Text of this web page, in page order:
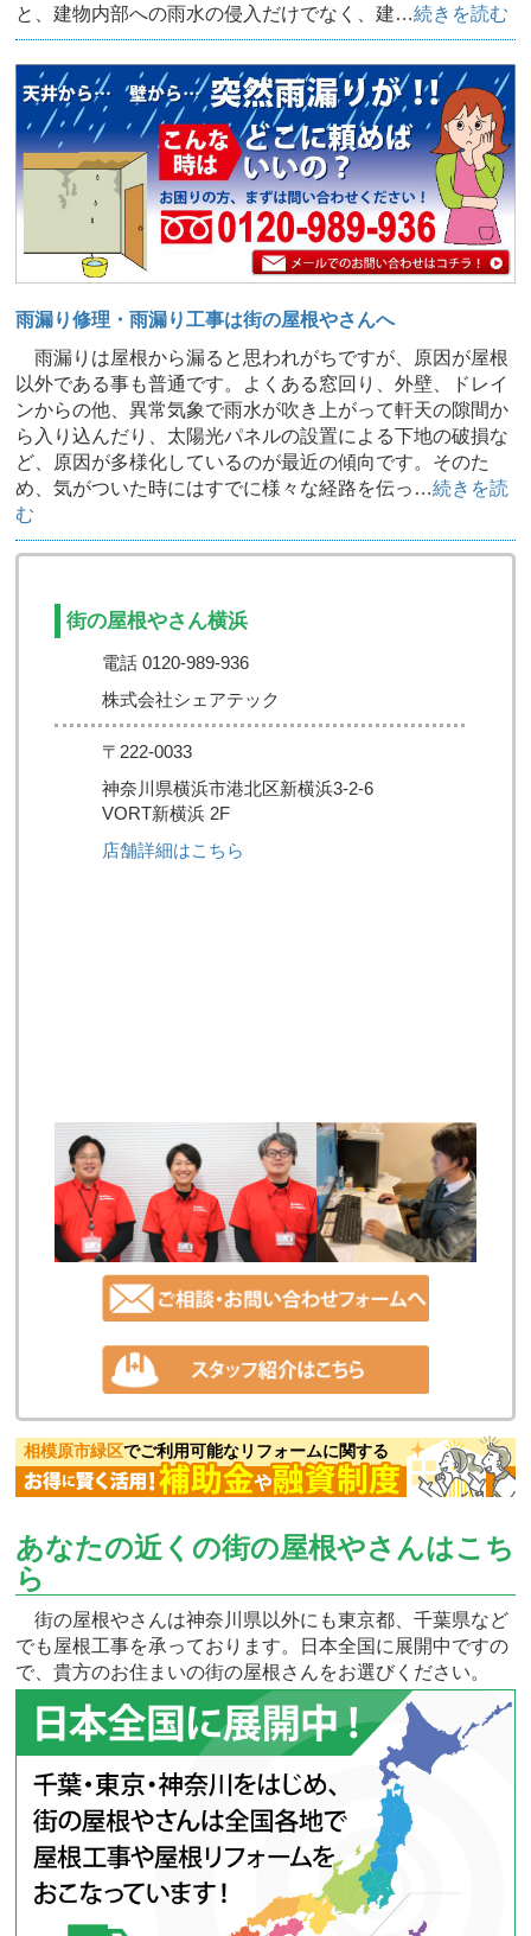
と、建物内部への雨水の侵入だけでなく、建…続きを読む
雨漏り修理・雨漏り工事は街の屋根やさんへ
雨漏りは屋根から漏ると思われがちですが、原因が屋根
以外である事も普通です。よくある窓回り、外壁、ドレイ
ンからの他、異常気象で雨水が吹き上がって軒天の隙間か
ら入り込んだり、太陽光パネルの設置による下地の破損な
ど、原因が多様化しているのが最近の傾向です。そのた
め、気がついた時にはすでに様々な経路を伝っ…続きを読
む
街の屋根やさん横浜
電話 0120-989-936
株式会社シェアテック
〒222-0033
神奈川県横浜市港北区新横浜3-2-6
VORT新横浜 2F
店舗詳細はこちら
相模原市緑区でご利用可能なリフォームに関する
あなたの近くの街の屋根やさんはこち
ら
街の屋根やさんは神奈川県以外にも東京都、千葉県など
でも屋根工事を承っております。日本全国に展開中ですの
で、貴方のお住まいの街の屋根さんをお選びください。